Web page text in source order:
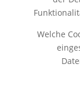
Welche